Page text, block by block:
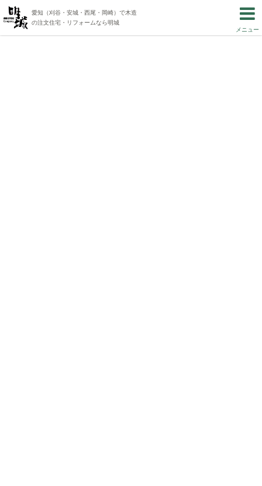
愛知（刈谷・安城・西尾・岡崎）で木造
の注文住宅・リフォームなら明城
メニュー